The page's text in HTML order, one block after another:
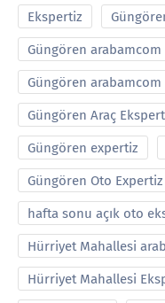
Ekspertiz
Güngören
Güngören
Güngören Araç
Güngören expertiz
Güngören Oto Expertiz
hafta sonu açık oto
Hürriyet Mahallesi
Hürriyet Mahallesi